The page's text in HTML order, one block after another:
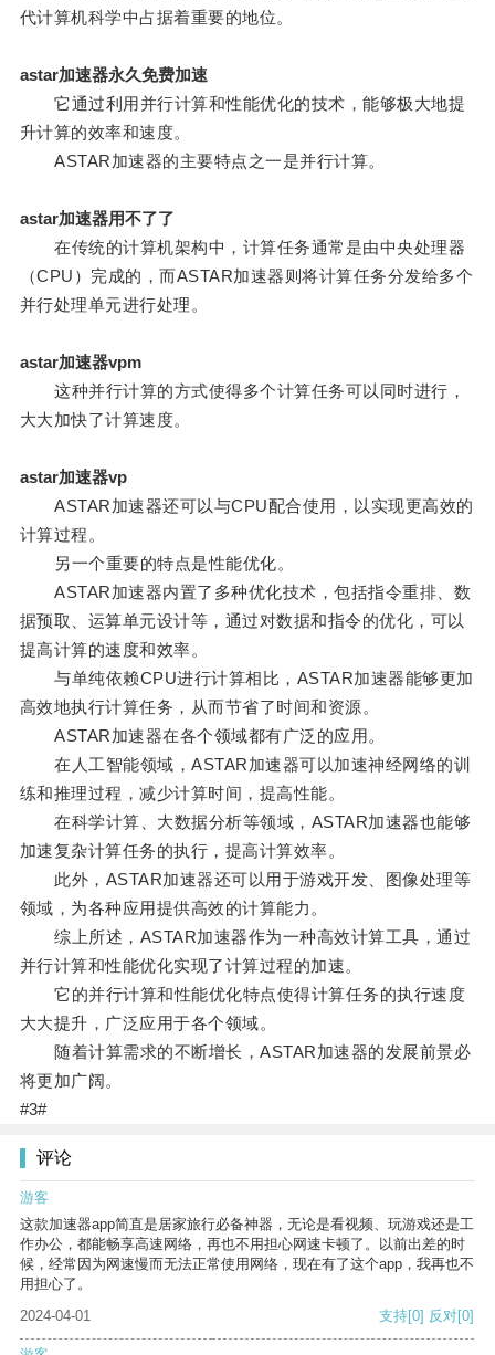
代计算机科学中占据着重要的地位。
astar加速器永久免费加速
它通过利用并行计算和性能优化的技术，能够极大地提
升计算的效率和速度。
ASTAR加速器的主要特点之一是并行计算。
astar加速器用不了了
在传统的计算机架构中，计算任务通常是由中央处理器
（CPU）完成的，而ASTAR加速器则将计算任务分发给多个
并行处理单元进行处理。
astar加速器vpm
这种并行计算的方式使得多个计算任务可以同时进行，
大大加快了计算速度。
astar加速器vp
ASTAR加速器还可以与CPU配合使用，以实现更高效的
计算过程。
另一个重要的特点是性能优化。
ASTAR加速器内置了多种优化技术，包括指令重排、数
据预取、运算单元设计等，通过对数据和指令的优化，可以
提高计算的速度和效率。
与单纯依赖CPU进行计算相比，ASTAR加速器能够更加
高效地执行计算任务，从而节省了时间和资源。
ASTAR加速器在各个领域都有广泛的应用。
在人工智能领域，ASTAR加速器可以加速神经网络的训
练和推理过程，减少计算时间，提高性能。
在科学计算、大数据分析等领域，ASTAR加速器也能够
加速复杂计算任务的执行，提高计算效率。
此外，ASTAR加速器还可以用于游戏开发、图像处理等
领域，为各种应用提供高效的计算能力。
综上所述，ASTAR加速器作为一种高效计算工具，通过
并行计算和性能优化实现了计算过程的加速。
它的并行计算和性能优化特点使得计算任务的执行速度
大大提升，广泛应用于各个领域。
随着计算需求的不断增长，ASTAR加速器的发展前景必
将更加广阔。
#3#
评论
游客
这款加速器app简直是居家旅行必备神器，无论是看视频、玩游戏还是工
作办公，都能畅享高速网络，再也不用担心网速卡顿了。以前出差的时
候，经常因为网速慢而无法正常使用网络，现在有了这个app，我再也不
用担心了。
2024-04-01
支持[0] 反对[0]